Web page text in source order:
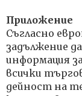
Приложение
Съгласно
задължение
информация
всички
дейност на